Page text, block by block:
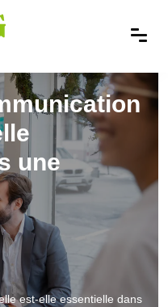
une
est-elle essentielle dans